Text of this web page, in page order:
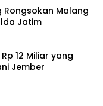
Rongsokan Malang
Jatim
12 Miliar yang
Jember